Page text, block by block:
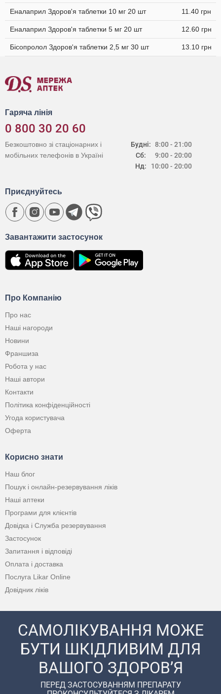
Еналаприл Здоров'я таблетки 10 мг 20 шт 11.40 грн
Еналаприл Здоров'я таблетки 5 мг 20 шт 12.60 грн
Бісопролол Здоров'я таблетки 2,5 мг 30 шт 13.10 грн
Гаряча лінія
0 800 30 20 60
Будні:
Сб:
Нд:
8:00 - 21:00
9:00 - 20:00
10:00 - 20:00
Безкоштовно зі стаціонарних і
мобільних телефонів в Україні
Про Компанію
Про нас
Наші нагороди
Новини
Франшиза
Робота у нас
Наші автори
Контакти
Політика конфіденційності
Угода користувача
Оферта
Корисно знати
Наш блог
Пошук і онлайн-резервування ліків
Наші аптеки
Програми для клієнтів
Довідка і Служба резервування
Застосунок
Запитання і відповіді
Оплата і доставка
Послуга Likar Online
Довідник ліків
Завантажити застосунок
Приєднуйтесь
САМОЛІКУВАННЯ МОЖЕ
БУТИ ШКІДЛИВИМ ДЛЯ
ВАШОГО ЗДОРОВ’Я
ПЕРЕД ЗАСТОСУВАННЯМ ПРЕПАРАТУ